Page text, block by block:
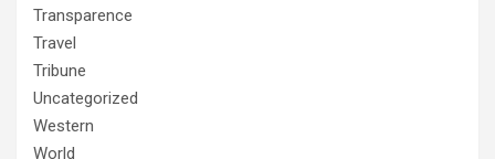
Transparence
Travel
Tribune
Uncategorized
Western
World